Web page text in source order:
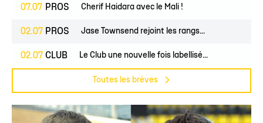
07.07 PROS Cherif Haidara avec le Mali !
02.07 PROS Jase Townsend rejoint les rangs...
02.07 CLUB Le Club une nouvelle fois labellisé...
Toutes les brèves